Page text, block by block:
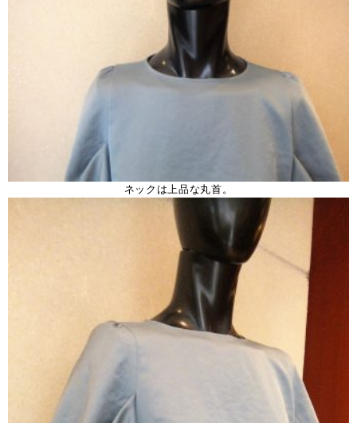
ネックは上品な丸首。